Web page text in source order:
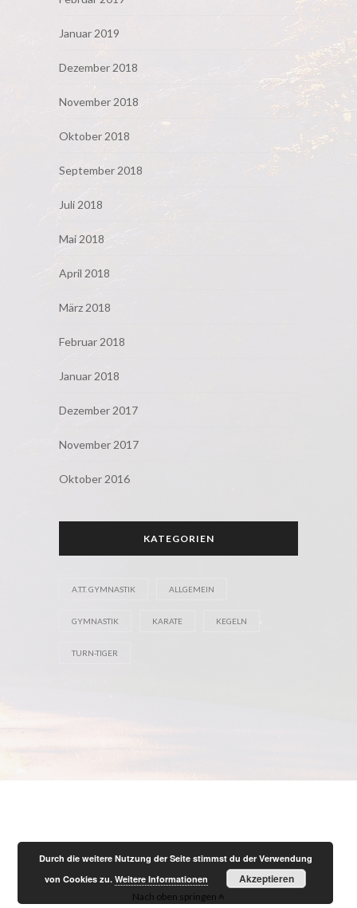
Januar 2019
Dezember 2018
November 2018
Oktober 2018
September 2018
Juli 2018
Mai 2018
April 2018
März 2018
Februar 2018
Januar 2018
Dezember 2017
November 2017
Oktober 2016
KATEGORIEN
A.T.T. GYMNASTIK ALLGEMEIN
GYMNASTIK KARATE KEGELN
TURN-TIGER
Nach oben springen
Durch die weitere Nutzung der Seite stimmst du der Verwendung
von Cookies zu.Weitere Informationen Akzeptieren